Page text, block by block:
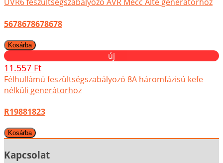
5678678678678
új
11.557 Ft
Félhullámú feszültségszabályozó 8A háromfázisú kefe
nélküli generátorhoz
R19881823
Kapcsolat